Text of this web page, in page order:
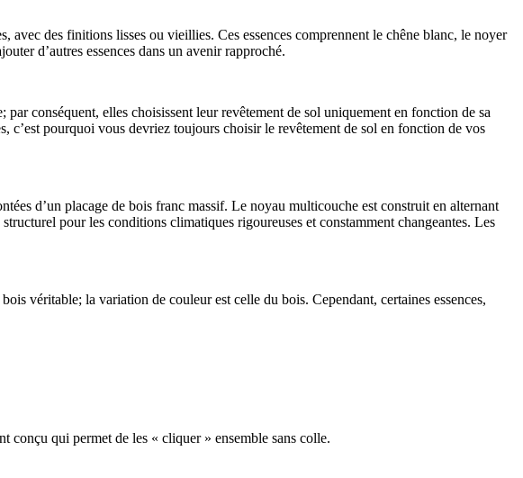
des finitions lisses ou vieillies. Ces essences comprennent le chêne blanc, le noyer
d’autres essences dans un avenir rapproché.
conséquent, elles choisissent leur revêtement de sol uniquement en fonction de sa
c’est pourquoi vous devriez toujours choisir le revêtement de sol en fonction de vos
d’un placage de bois franc massif. Le noyau multicouche est construit en alternant
pour les conditions climatiques rigoureuses et constamment changeantes. Les
véritable; la variation de couleur est celle du bois. Cependant, certaines essences,
conçu qui permet de les « cliquer » ensemble sans colle.